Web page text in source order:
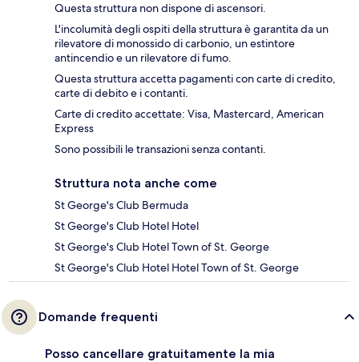
Questa struttura non dispone di ascensori.
L'incolumità degli ospiti della struttura è garantita da un
rilevatore di monossido di carbonio, un estintore
antincendio e un rilevatore di fumo.
Questa struttura accetta pagamenti con carte di credito,
carte di debito e i contanti.
Carte di credito accettate: Visa, Mastercard, American
Express
Sono possibili le transazioni senza contanti.
Struttura nota anche come
St George's Club Bermuda
St George's Club Hotel Hotel
St George's Club Hotel Town of St. George
St George's Club Hotel Hotel Town of St. George
Domande frequenti
Posso cancellare gratuitamente la mia